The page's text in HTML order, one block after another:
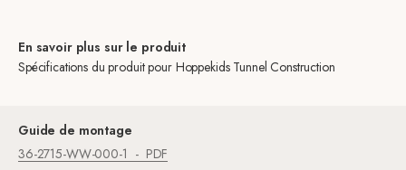
En savoir plus sur le produit
Spécifications du produit pour Hoppekids Tunnel Construction
Guide de montage
36-2715-WW-000-1
PDF